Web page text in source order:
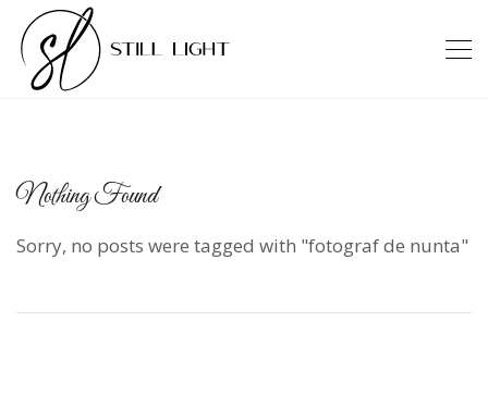
Nothing Found
Sorry, no posts were tagged with "fotograf de nunta"